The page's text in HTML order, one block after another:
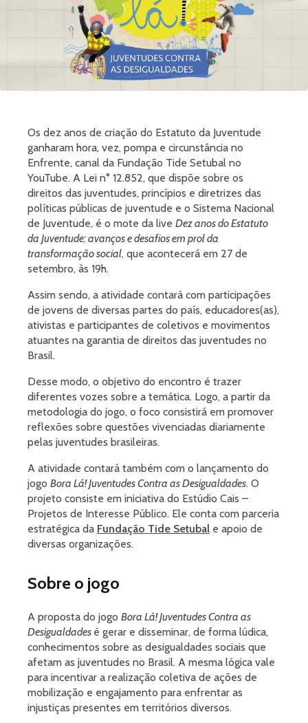
Os dez anos de criação do Estatuto da Juventude
ganharam hora, vez, pompa e circunstância no
Enfrente, canal da Fundação Tide Setubal no
YouTube. A Lei n° 12.852, que dispõe sobre os
direitos das juventudes, princípios e diretrizes das
políticas públicas de juventude e o Sistema Nacional
de Juventude, é o mote da live Dez anos do Estatuto
da Juventude: avanços e desafios em prol da
transformação social, que acontecerá em 27 de
setembro, às 19h.
Assim sendo, a atividade contará com participações
de jovens de diversas partes do país, educadores(as),
ativistas e participantes de coletivos e movimentos
atuantes na garantia de direitos das juventudes no
Brasil.
Desse modo, o objetivo do encontro é trazer
diferentes vozes sobre a temática. Logo, a partir da
metodologia do jogo, o foco consistirá em promover
reflexões sobre questões vivenciadas diariamente
pelas juventudes brasileiras.
A atividade contará também com o lançamento do
jogo Bora Lá! Juventudes Contra as Desigualdades. O
projeto consiste em iniciativa do Estúdio Cais –
Projetos de Interesse Público. Ele conta com parceria
estratégica da Fundação Tide Setubal e apoio de
diversas organizações.
Sobre o jogo
A proposta do jogo Bora Lá! Juventudes Contra as
Desigualdades é gerar e disseminar, de forma lúdica,
conhecimentos sobre as desigualdades sociais que
afetam as juventudes no Brasil. A mesma lógica vale
para incentivar a realização coletiva de ações de
mobilização e engajamento para enfrentar as
injustiças presentes em territórios diversos.